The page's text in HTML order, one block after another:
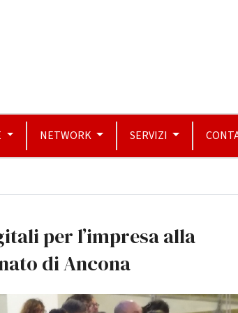
NETWORK SERVIZI
per l’impresa alla
di Ancona